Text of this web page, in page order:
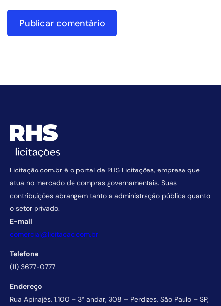
Licitação.com.br é o portal da RHS Licitações, empresa que
atua no mercado de compras governamentais. Suas
contribuições abrangem tanto a administração pública quanto
o setor privado.
E-mail
comercial@licitacao.com.br
Telefone
(11) 3677-0777
Endereço
Rua Apinajés, 1.100 – 3° andar, 308 – Perdizes, São Paulo – SP,